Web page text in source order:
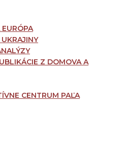
Z DOMOVA A
CENTRUM PAĽA